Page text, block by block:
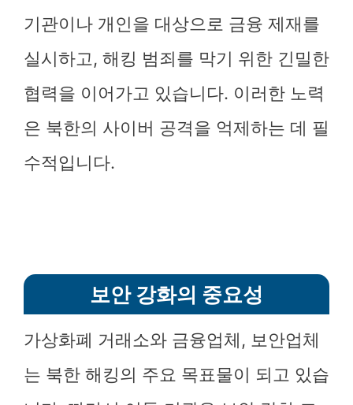
기관이나 개인을 대상으로 금융 제재를
실시하고, 해킹 범죄를 막기 위한 긴밀한
협력을 이어가고 있습니다. 이러한 노력
은 북한의 사이버 공격을 억제하는 데 필
수적입니다.
보안 강화의 중요성
가상화폐 거래소와 금융업체, 보안업체
는 북한 해킹의 주요 목표물이 되고 있습